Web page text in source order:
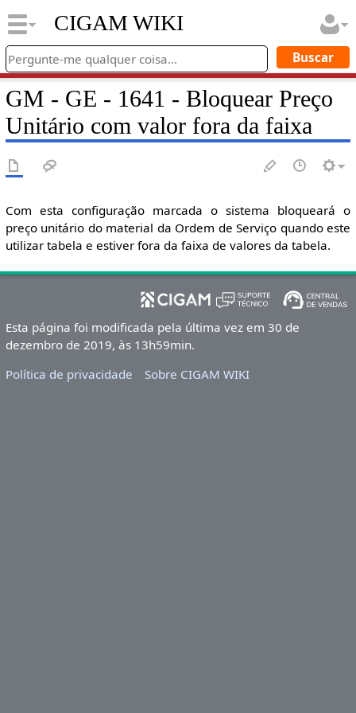
CIGAM WIKI
GM - GE - 1641 - Bloquear Preço
Unitário com valor fora da faixa
Com esta configuração marcada o sistema bloqueará o
preço unitário do material da Ordem de Serviço quando este
utilizar tabela e estiver fora da faixa de valores da tabela.
Esta página foi modificada pela última vez em 30 de
dezembro de 2019, às 13h59min.
Política de privacidade
Sobre CIGAM WIKI